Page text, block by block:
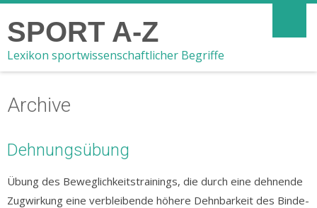
SPORT A-Z
Lexikon sportwissenschaftlicher Begriffe
Archive
Dehnungsübung
Übung des Beweglichkeitstrainings, die durch eine dehnende
Zugwirkung eine verbleibende höhere Dehnbarkeit des Binde-